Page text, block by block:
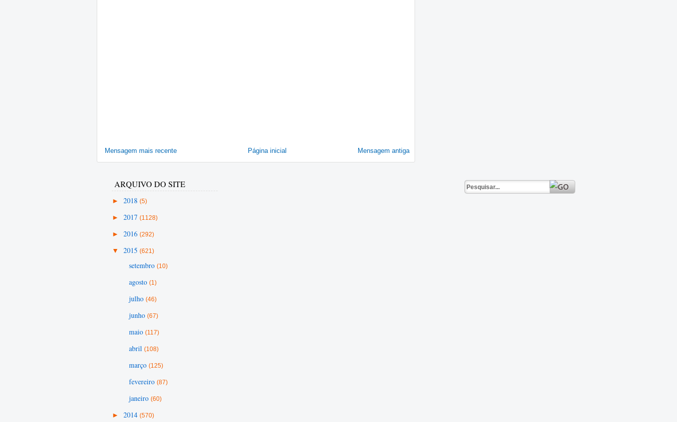
Mensagem mais recente Mensagem antiga
Página inicial
ARQUIVO DO SITE
► 2018 (5)
► 2017 (1128)
► 2016 (292)
▼ 2015 (621)
setembro (10)
agosto (1)
julho (46)
junho (67)
maio (117)
abril (108)
março (125)
fevereiro (87)
janeiro (60)
► 2014 (570)